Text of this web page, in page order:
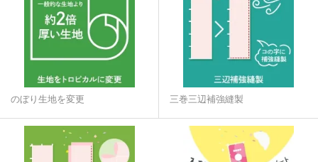
のぼり生地を変更 三巻三辺補強縫製